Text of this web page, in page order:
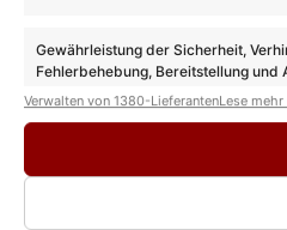
Gewährleistung der Sicherheit,
Fehlerbehebung, Bereitstellung und
Entscheidungen zum Datenschutz
Verwalten von 1380-LieferantenLese
Schlager
Chefredakteur
Leidenschaft mit
solch eine
»